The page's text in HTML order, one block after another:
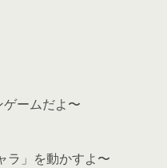
ームだよ〜
ラ」を動かすよ〜